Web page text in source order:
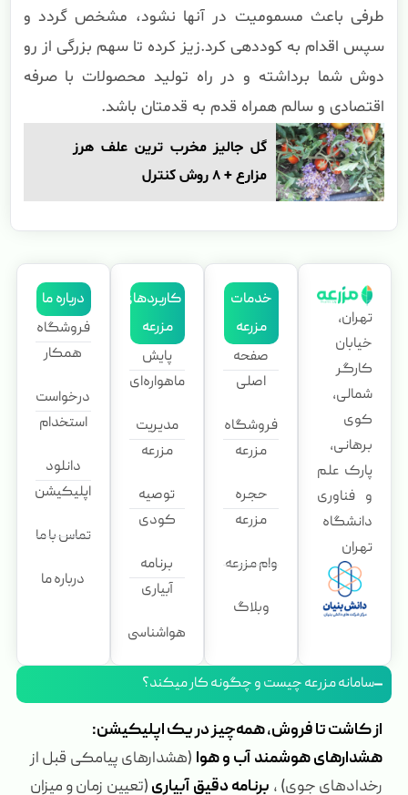
طرفی باعث مسمومیت در آنها نشود، مشخص گردد و
سپس اقدام به کوددهی کرد.زیز کرده تا سهم بزرگی از رو
دوش شما برداشته و در راه تولید محصولات با صرفه
اقتصادی و سالم همراه قدم به قدمتان باشد.
گل جالیز مخرب ترین علف هرز
مزارع + 8 روش کنترل
تهران،
خیابان
کارگر
شمالی،
کوی
برهانی،
پارک علم
و فناوری
دانشگاه
تهران
خدمات
مزرعه
صفحه
اصلی
فروشگاه
مزرعه
حجره
مزرعه
وام مزرعه
وبلاگ
کاربردهای
مزرعه
پایش
ماهواره‌ای
مدیریت
مزرعه
توصیه
کودی
برنامه
آبیاری
هواشناسی
درباره ما
فروشگاه
همکار
درخواست
استخدام
دانلود
اپلیکیشن
تماس با ما
درباره ما
سامانه مزرعه چیست و چگونه کار میکند؟
از کاشت تا فروش، همه‌چیز در یک اپلیکیشن:
هشدارهای هوشمند آب و هوا (هشدارهای پیامکی قبل از
رخدادهای جوی) ، برنامه دقیق آبیاری (تعیین زمان و میزان